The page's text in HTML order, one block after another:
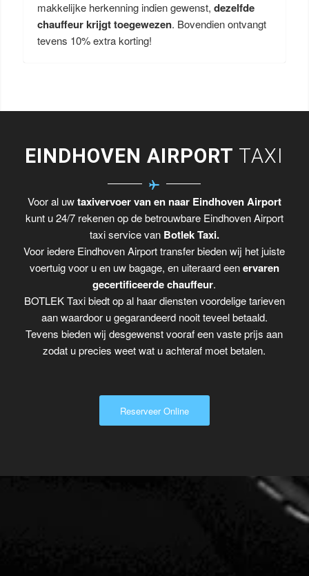
makkelijke herkenning indien gewenst, dezelfde
chauffeur krijgt toegewezen. Bovendien ontvangt
tevens 10% extra korting!
EINDHOVEN AIRPORT TAXI
Voor al uwtaxivervoer van en naar Eindhoven Airport
kunt u 24/7 rekenen op de betrouwbare Eindhoven Airport
taxi service van Botlek Taxi.
Voor iedere Eindhoven Airport transfer bieden wij het juiste
voertuig voor u en uw bagage, en uiteraard eenervaren
gecertificeerde chauffeur.
BOTLEK Taxi biedt op al haar diensten voordelige tarieven
aan waardoor u gegarandeerd nooit teveel betaald.
Tevens bieden wij desgewenst vooraf een vaste prijs aan
zodat u precies weet wat u achteraf moet betalen.
Reserveer Online